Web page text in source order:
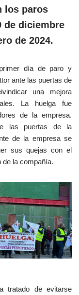
los paros
de diciembre
de 2024.
día de paro y
ante las puertas de
una mejora
La huelga fue
de la empresa.
las puertas de la
de la empresa se
sus quejas con el
de la compañía.
tratado de evitarse